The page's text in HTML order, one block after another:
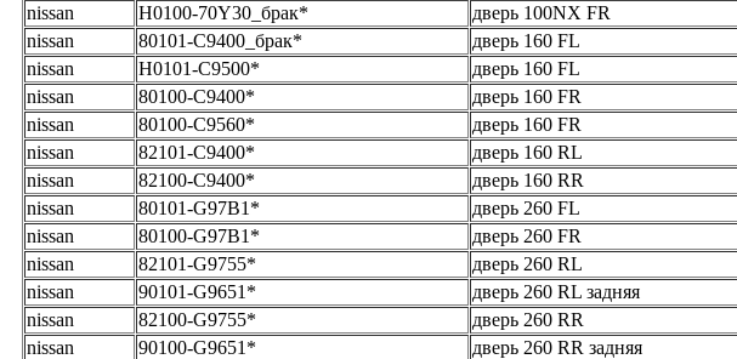
nissan
H0100-70Y30_брак* дверь 100NX FR
nissan
80101-C9400_брак* дверь 160 FL
nissan
H0101-C9500* дверь 160 FL
nissan
80100-C9400* дверь 160 FR
nissan
80100-C9560* дверь 160 FR
nissan
82101-C9400* дверь 160 RL
nissan
82100-C9400* дверь 160 RR
nissan
80101-G97B1* дверь 260 FL
nissan
80100-G97B1* дверь 260 FR
nissan
82101-G9755* дверь 260 RL
nissan
90101-G9651* дверь 260 RL задняя
nissan
82100-G9755* дверь 260 RR
nissan
90100-G9651* дверь 260 RR задняя